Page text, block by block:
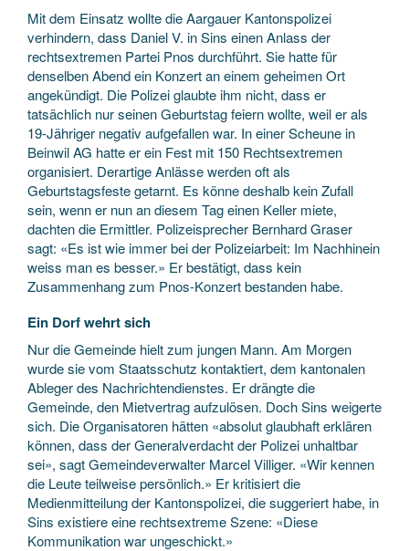
Mit dem Einsatz wollte die Aargauer Kantonspolizei
verhindern, dass Daniel V. in Sins einen Anlass der
rechtsextremen Partei Pnos durchführt. Sie hatte für
denselben Abend ein Konzert an einem geheimen Ort
angekündigt. Die Polizei glaubte ihm nicht, dass er
tatsächlich nur seinen Geburtstag feiern wollte, weil er als
19-Jähriger negativ aufgefallen war. In einer Scheune in
Beinwil AG hatte er ein Fest mit 150 Rechtsextremen
organisiert. Derartige Anlässe werden oft als
Geburtstagsfeste getarnt. Es könne deshalb kein Zufall
sein, wenn er nun an diesem Tag einen Keller miete,
dachten die Ermittler. Polizeisprecher Bernhard Graser
sagt: «Es ist wie immer bei der Polizeiarbeit: Im Nachhinein
weiss man es besser.» Er bestätigt, dass kein
Zusammenhang zum Pnos-Konzert bestanden habe.
Ein Dorf wehrt sich
Nur die Gemeinde hielt zum jungen Mann. Am Morgen
wurde sie vom Staatsschutz kontaktiert, dem kantonalen
Ableger des Nachrichtendienstes. Er drängte die
Gemeinde, den Mietvertrag aufzulösen. Doch Sins weigerte
sich. Die Organisatoren hätten «absolut glaubhaft erklären
können, dass der Generalverdacht der Polizei unhaltbar
sei», sagt Gemeindeverwalter Marcel Villiger. «Wir kennen
die Leute teilweise persönlich.» Er kritisiert die
Medienmitteilung der Kantonspolizei, die suggeriert habe, in
Sins existiere eine rechtsextreme Szene: «Diese
Kommunikation war ungeschickt.»